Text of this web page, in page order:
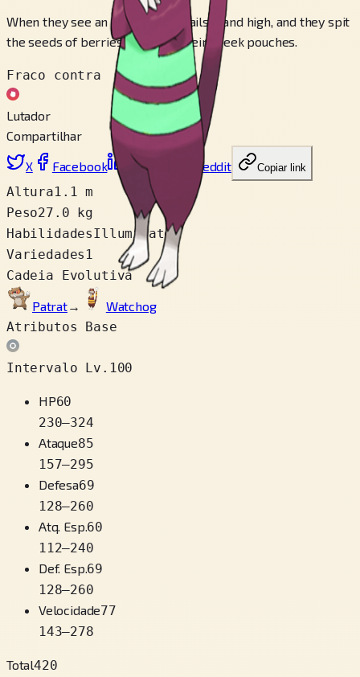
When they see an enemy, their tails stand high, and they spit
the seeds of berries stored in their cheek pouches.
Fraco contra
Lutador
Compartilhar
X Facebook LinkedIn Reddit Copiar link
Altura1.1 m
Peso27.0 kg
HabilidadesIlluminate
Variedades 1
Cadeia Evolutiva
Patrat→
Watchog
Atributos Base
Intervalo Lv.100
HP60
230–324
Ataque85
157–295
Defesa69
128–260
Atq. Esp.60
112–240
Def. Esp.69
128–260
Velocidade77
143–278
Total420